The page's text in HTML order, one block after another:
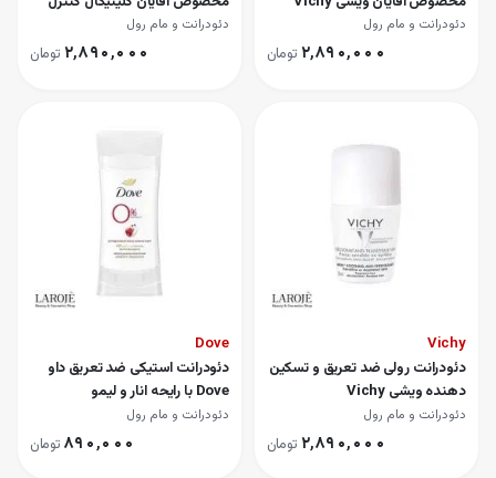
دئودرانت و مام رول
۲٬۸۹۰٬۰۰۰ تومان
ویشی Vichy
دئودرانت و مام رول
۲٬۸۹۰٬۰۰۰ تومان
Vichy
دئودرانت رولی ضد تعریق و تسکین
دهنده ویشی Vichy
دئودرانت و مام رول
۲٬۸۹۰٬۰۰۰ تومان
Dove
دئودرانت استیکی ضد تعریق داو
Dove با رایحه انار و لیمو
دئودرانت و مام رول
۸۹۰٬۰۰۰ تومان